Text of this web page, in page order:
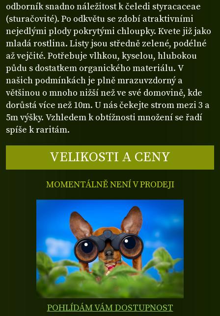
odborník snadno náležitost k čeledi styracaceae
(sturačovité). Po odkvětu se zdobí atraktivními
nejedlými plody pokrytými chloupky. Kvete již jako
mladá rostlina. Listy jsou středně zelené, podélné
až vejčité. Potřebuje vlhkou, kyselou, hlubokou
půdu s dostatkem organického materiálu. V
našich podmínkách je plně mrazuvzdorný a
většinou o mnoho nižší než ve své domovině, kde
dorůstá více než 10m. U nás čekejte strom mezi 3 a
5m výšky. Vzhledem k obtížnosti množení se řadí
spíše k raritám.
VELIKOSTI A CENY
MOMENTÁLNĚ NENÍ V PRODEJI
POHLÍDÁM VÁM DOSTUPNOST